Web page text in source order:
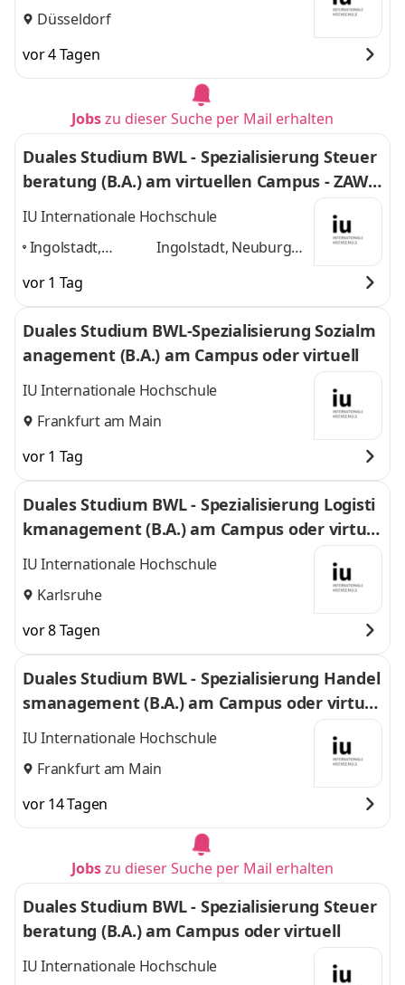
Düsseldorf
vor 4 Tagen
Jobszu dieser Suche per Mail erhalten
Duales Studium BWL - Spezialisierung Steuer
beratung (B.A.) am virtuellen Campus - ZAWI-
Treuhand
IU Internationale Hochschule
Ingolstadt,
Donau, Rain am
Lech, Home-
Office,
Ingolstadt, Neuburg
1 weitere
vor 1 Tag
Duales Studium BWL-Spezialisierung Sozialm
anagement (B.A.) am Campus oder virtuell
IU Internationale Hochschule
Frankfurt am Main
vor 1 Tag
Duales Studium BWL - Spezialisierung Logisti
kmanagement (B.A.) am Campus oder virtuel
l
IU Internationale Hochschule
Karlsruhe
vor 8 Tagen
Duales Studium BWL - Spezialisierung Handel
smanagement (B.A.) am Campus oder virtuel
l
IU Internationale Hochschule
Frankfurt am Main
vor 14 Tagen
Jobszu dieser Suche per Mail erhalten
Duales Studium BWL - Spezialisierung Steuer
beratung (B.A.) am Campus oder virtuell
IU Internationale Hochschule